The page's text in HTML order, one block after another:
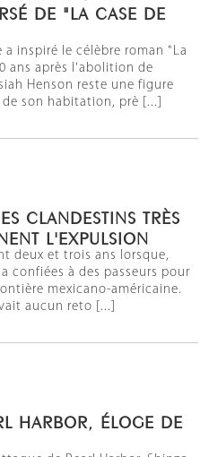
DE "LA CASE DE
a inspiré le célèbre roman "La
ans après l'abolition de
Henson reste une figure
son habitation, prè [...]
CLANDESTINS TRÈS
L'EXPULSION
deux et trois ans lorsque,
confiées à des passeurs pour
mexicano-américaine.
aucun reto [...]
HARBOR, ÉLOGE DE